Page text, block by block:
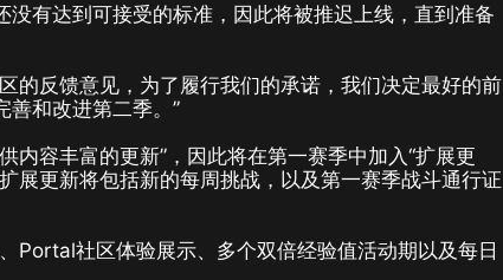
有达到可接受的标准，因此将被推迟上线，直到准备
的反馈意见，为了履行我们的承诺，我们决定最好的前
善和改进第二季。”
内容丰富的更新”，因此将在第一赛季中加入“扩展更
展更新将包括新的每周挑战，以及第一赛季战斗通行证
Portal社区体验展示、多个双倍经验值活动期以及每日